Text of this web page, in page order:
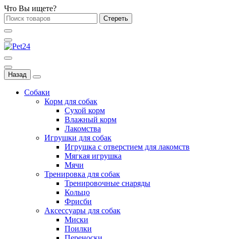
Что Вы ищете?
Стереть
Назад
Собаки
Корм для собак
Сухой корм
Влажный корм
Лакомства
Игрушки для собак
Игрушка с отверстием для лакомств
Мягкая игрушка
Мячи
Тренировка для собак
Тренировочные снаряды
Кольцо
Фрисби
Аксессуары для собак
Миски
Поилки